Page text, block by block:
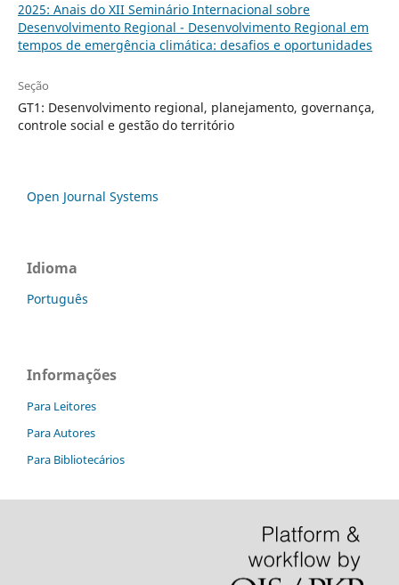
2025: Anais do XII Seminário Internacional sobre
Desenvolvimento Regional - Desenvolvimento Regional em
tempos de emergência climática: desafios e oportunidades
Seção
GT1: Desenvolvimento regional, planejamento, governança,
controle social e gestão do território
Open Journal Systems
Idioma
Português
Informações
Para Leitores
Para Autores
Para Bibliotecários